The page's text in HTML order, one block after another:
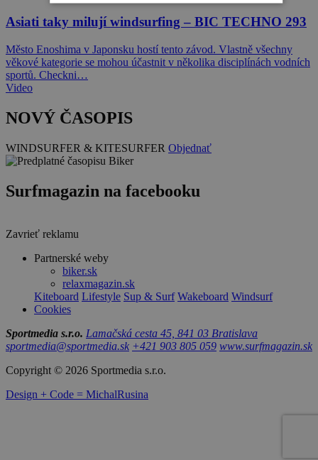
Asiati taky milují windsurfing – BIC TECHNO 293
Město Enoshima v Japonsku hostí tento závod. Vlastně všechny
věkové kategorie se mohou účastnit v několika disciplínách vodních
sportů. Checkni…
Video
NOVÝ ČASOPIS
WINDSURFER & KITESURFER Objednať
Surfmagazin na facebooku
Zavrieť reklamu
Partnerské weby
biker.sk
relaxmagazin.sk
Kiteboard Lifestyle Sup & Surf Wakeboard Windsurf
Cookies
Sportmedia s.r.o. Lamačská cesta 45, 841 03 Bratislava
sportmedia@sportmedia.sk +421 903 805 059 www.surfmagazin.sk
Copyright © 2026 Sportmedia s.r.o.
Design + Code = MichalRusina